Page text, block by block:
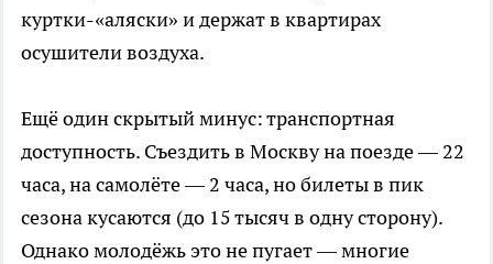
куртки-«аляски» и держат в квартирах
осушители воздуха.
Ещё один скрытый минус: транспортная
доступность. Съездить в Москву на поезде — 22
часа, на самолёте — 2 часа, но билеты в пик
сезона кусаются (до 15 тысяч в одну сторону).
Однако молодёжь это не пугает — многие